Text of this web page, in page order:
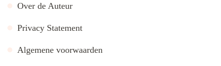
Over de Auteur
Privacy Statement
Algemene voorwaarden